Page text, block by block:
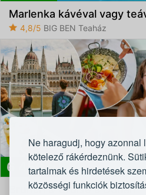
Ne haragudj, hogy azonnal
kötelező rákérdeznünk.
tartalmak és hirdetések
közösségi funkciók
Marlenka kávéval vagy
4,8/5 BIG BEN Teaház
6 450Ft Gyönyörű
Brunch & Cruise a Dunán